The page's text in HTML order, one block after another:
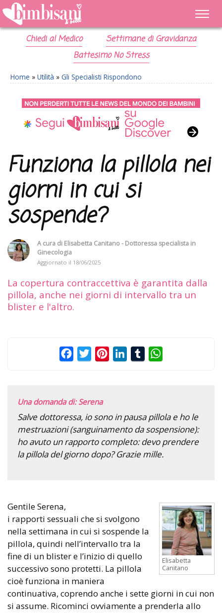
Chiedi al Medico
Settimane di Gravidanza
Battesimo No Stress
Home » Utilità » Gli Specialisti Rispondono
Funziona la pillola nei
giorni in cui si
sospende?
A cura di Elisabetta Canitano - Dottoressa specialista in
Ginecologia
Aggiornato il 18/06/2025
La copertura contraccettiva è garantita dalla
pillola, anche nei giorni di intervallo tra un
blister e l'altro.
FacebookTwitterPinterestLinkedInTumblr
Una domanda di: Serena
Salve dottoressa, io sono in pausa pillola e ho le
mestruazioni (sanguinamento da sospensione):
ho avuto un rapporto completo: devo prendere
la pillola del giorno dopo? Grazie mille.
Elisabetta
Canitano
Gentile Serena,
i rapporti sessuali che si svolgono
nella settimana in cui si sospende la
pillola, quindi nell’intervallo tra la
fine di un blister e l’inizio di quello
successivo sono protetti. La pillola
cioè funziona in maniera
continuativa, coprendo anche i sette giorni in cui non
si assume. Ricominci ovviamente a prenderla allo